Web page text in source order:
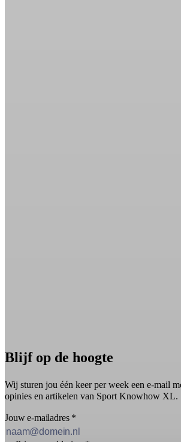
Blijf op de hoogte
Wij sturen jou één keer per week een e-mail
opinies en artikelen van Sport Knowhow XL.
Jouw e-mailadres *